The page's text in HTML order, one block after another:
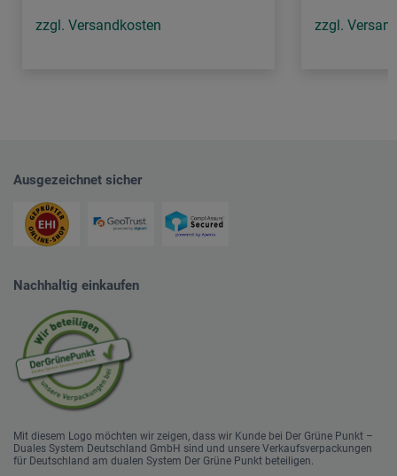
zzgl. Versandkosten zzgl.
Ausgezeichnet sicher
Nachhaltig einkaufen
Mit diesem Logo möchten wir zeigen, dass wir Kunde bei Der Grüne Punkt –
Duales System Deutschland GmbH sind und unsere Verkaufsverpackungen
für Deutschland am dualen System Der Grüne Punkt beteiligen.